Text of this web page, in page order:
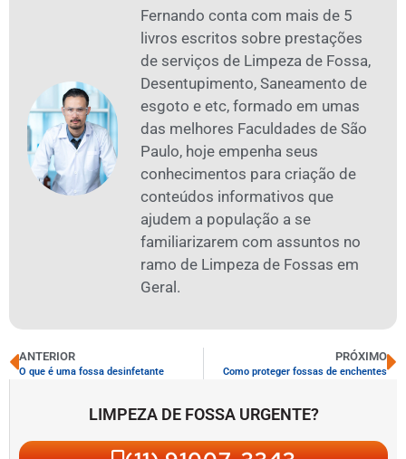
Fernando conta com mais de 5
livros escritos sobre prestações
de serviços de Limpeza de Fossa,
Desentupimento, Saneamento de
esgoto e etc, formado em umas
das melhores Faculdades de São
Paulo, hoje empenha seus
conhecimentos para criação de
conteúdos informativos que
ajudem a população a se
familiarizarem com assuntos no
ramo de Limpeza de Fossas em
Geral.
ANTERIOR
O que é uma fossa desinfetante
PRÓXIMO
Como proteger fossas de enchentes
LIMPEZA DE FOSSA URGENTE?